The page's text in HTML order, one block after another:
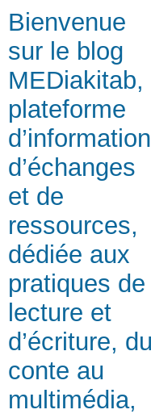
Bienvenue
sur le blog
MEDiakitab,
plateforme
d’échanges
et de
ressources,
dédiée aux
pratiques de
lecture et
d’écriture, du
conte au
multimédia,